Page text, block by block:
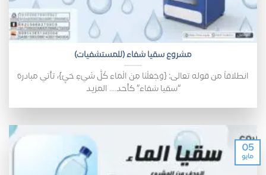
مشروع سقيا شفاء (للمستشفيات)
انطلاقاً من قوله تعالى: {وَجَعَلْنَا مِنَ الْمَاءِ كُلَّ شَيْءٍ حَيٍّ}، تأتي مبادرة
“سقيا شفاء” كأحد.... المزيد
05
مايو